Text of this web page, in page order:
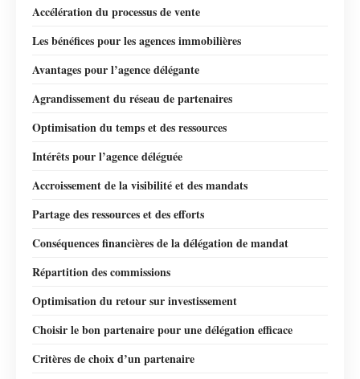
Accélération du processus de vente
Les bénéfices pour les agences immobilières
Avantages pour l’agence délégante
Agrandissement du réseau de partenaires
Optimisation du temps et des ressources
Intérêts pour l’agence déléguée
Accroissement de la visibilité et des mandats
Partage des ressources et des efforts
Conséquences financières de la délégation de mandat
Répartition des commissions
Optimisation du retour sur investissement
Choisir le bon partenaire pour une délégation efficace
Critères de choix d’un partenaire